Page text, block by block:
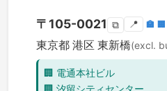
〒 105-0021 ⧉ 📍 🏣 🏢
東京都 港区 東新橋(excl.
🏢 電通本社ビル
🏢 汐留シティセンター